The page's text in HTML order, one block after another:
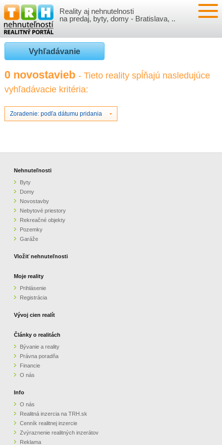
Reality aj nehnutelnosti
na predaj, byty, domy - Bratislava, ..
NEHNUTEĽNOSTI
BYTY
NOVOSTAVBY
NEBYTOVÉ PRIESTORY
GARÁŽE
VLOŽIŤ NEHNUTEĽNOSTI
PRIHLÁSENIE
REGISTRÁCIA
VÝVOJ CIEN REALÍT
ČLÁNKY O REALITÁCH
O NÁS
CENNÍK REALITNEJ INZERCIE
ZVÝRAZNENIE REALITNÝCH INZERÁTOV
PARTNERI
OBCHODNÉ PODMIENKY
KONTAKT
Vyhľadávanie
0 novostavieb - Tieto reality spĺňajú nasledujúce
vyhľadávacie kritéria:
Zoradenie: podľa dátumu pridania
Nehnuteľnosti
Byty
Domy
Novostavby
Nebytové priestory
Rekreačné objekty
Pozemky
Garáže
Vložiť nehnuteľnosti
Moje reality
Prihlásenie
Registrácia
Vývoj cien realít
Články o realitách
Bývanie a reality
Právna poradňa
Financie
O nás
Info
O nás
Realitná inzercia na TRH.sk
Cenník realitnej inzercie
Zvýraznenie realitných inzerátov
Reklama